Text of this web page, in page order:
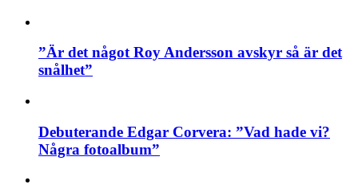
”Är det något Roy Andersson avskyr så är det
snålhet”
Debuterande Edgar Corvera: ”Vad hade vi?
Några fotoalbum”